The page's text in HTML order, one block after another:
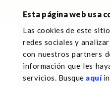
Esta página web usa
Las cookies de este
redes sociales y
con nuestros partners
información que les
servicios. Busqueaquí
353 111
Palets de plástico